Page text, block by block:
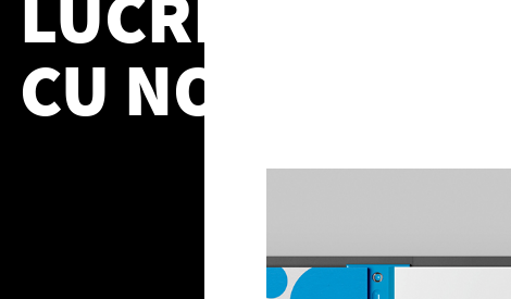
CU NOI